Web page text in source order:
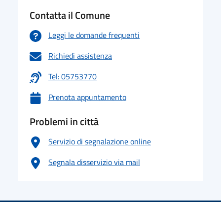
Contatta il Comune
Leggi le domande frequenti
Richiedi assistenza
Tel: 05753770
Prenota appuntamento
Problemi in città
Servizio di segnalazione online
Segnala disservizio via mail